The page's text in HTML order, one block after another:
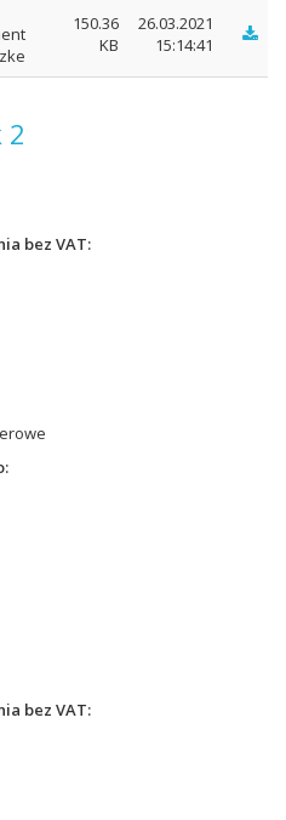
150.36
KB
26.03.2021
15:14:41
2
bez VAT
bez VAT